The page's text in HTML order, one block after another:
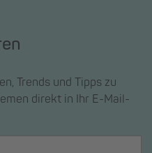
Trends und Tipps zu
direkt in Ihr E-Mail-